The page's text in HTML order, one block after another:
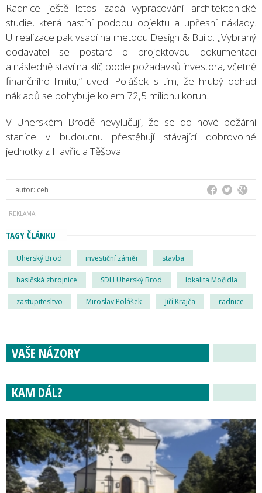
Radnice ještě letos zadá vypracování architektonické
studie, která nastíní podobu objektu a upřesní náklady.
U realizace pak vsadí na metodu Design & Build. „Vybraný
dodavatel se postará o projektovou dokumentaci
a následně staví na klíč podle požadavků investora, včetně
finančního limitu,“ uvedl Polášek s tím, že hrubý odhad
nákladů se pohybuje kolem 72,5 milionu korun.
V Uherském Brodě nevylučují, že se do nové požární
stanice v budoucnu přestěhují stávající dobrovolné
jednotky z Havřic a Těšova.
autor: ceh
TAGY ČLÁNKU
Uherský Brod investiční záměr stavba
hasičská zbrojnice SDH Uherský Brod lokalita Močidla
zastupitesltvo Miroslav Polášek Jiří Krajča radnice
VAŠE NÁZORY
KAM DÁL?